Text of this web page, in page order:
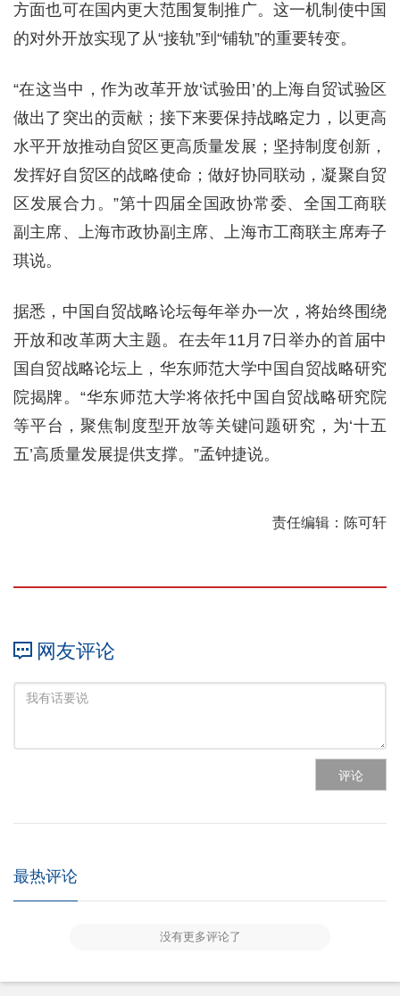
方面也可在国内更大范围复制推广。这一机制使中国
的对外开放实现了从“接轨”到“铺轨”的重要转变。
“在这当中，作为改革开放‘试验田’的上海自贸试验区
做出了突出的贡献；接下来要保持战略定力，以更高
水平开放推动自贸区更高质量发展；坚持制度创新，
发挥好自贸区的战略使命；做好协同联动，凝聚自贸
区发展合力。”第十四届全国政协常委、全国工商联
副主席、上海市政协副主席、上海市工商联主席寿子
琪说。
据悉，中国自贸战略论坛每年举办一次，将始终围绕
开放和改革两大主题。在去年11月7日举办的首届中
国自贸战略论坛上，华东师范大学中国自贸战略研究
院揭牌。“华东师范大学将依托中国自贸战略研究院
等平台，聚焦制度型开放等关键问题研究，为‘十五
五’高质量发展提供支撑。”孟钟捷说。
责任编辑：陈可轩
网友评论
评论
最热评论
没有更多评论了